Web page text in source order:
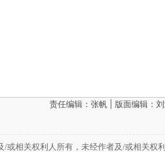
责任编辑：张帆 | 版面编辑：
或相关权利人所有，未经作者及/或相关权利